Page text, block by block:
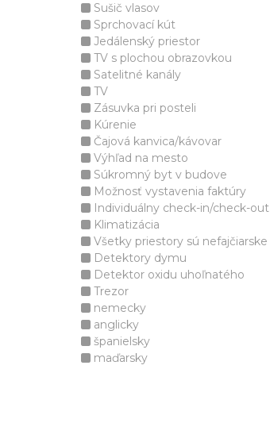
Sušič vlasov
Sprchovací kút
Jedálenský priestor
TV s plochou obrazovkou
Satelitné kanály
TV
Zásuvka pri posteli
Kúrenie
Čajová kanvica/kávovar
Výhľad na mesto
Súkromný byt v budove
Možnosť vystavenia faktúry
Individuálny check-in/check-out
Klimatizácia
Všetky priestory sú nefajčiarske
Detektory dymu
Detektor oxidu uhoľnatého
Trezor
nemecky
anglicky
španielsky
maďarsky